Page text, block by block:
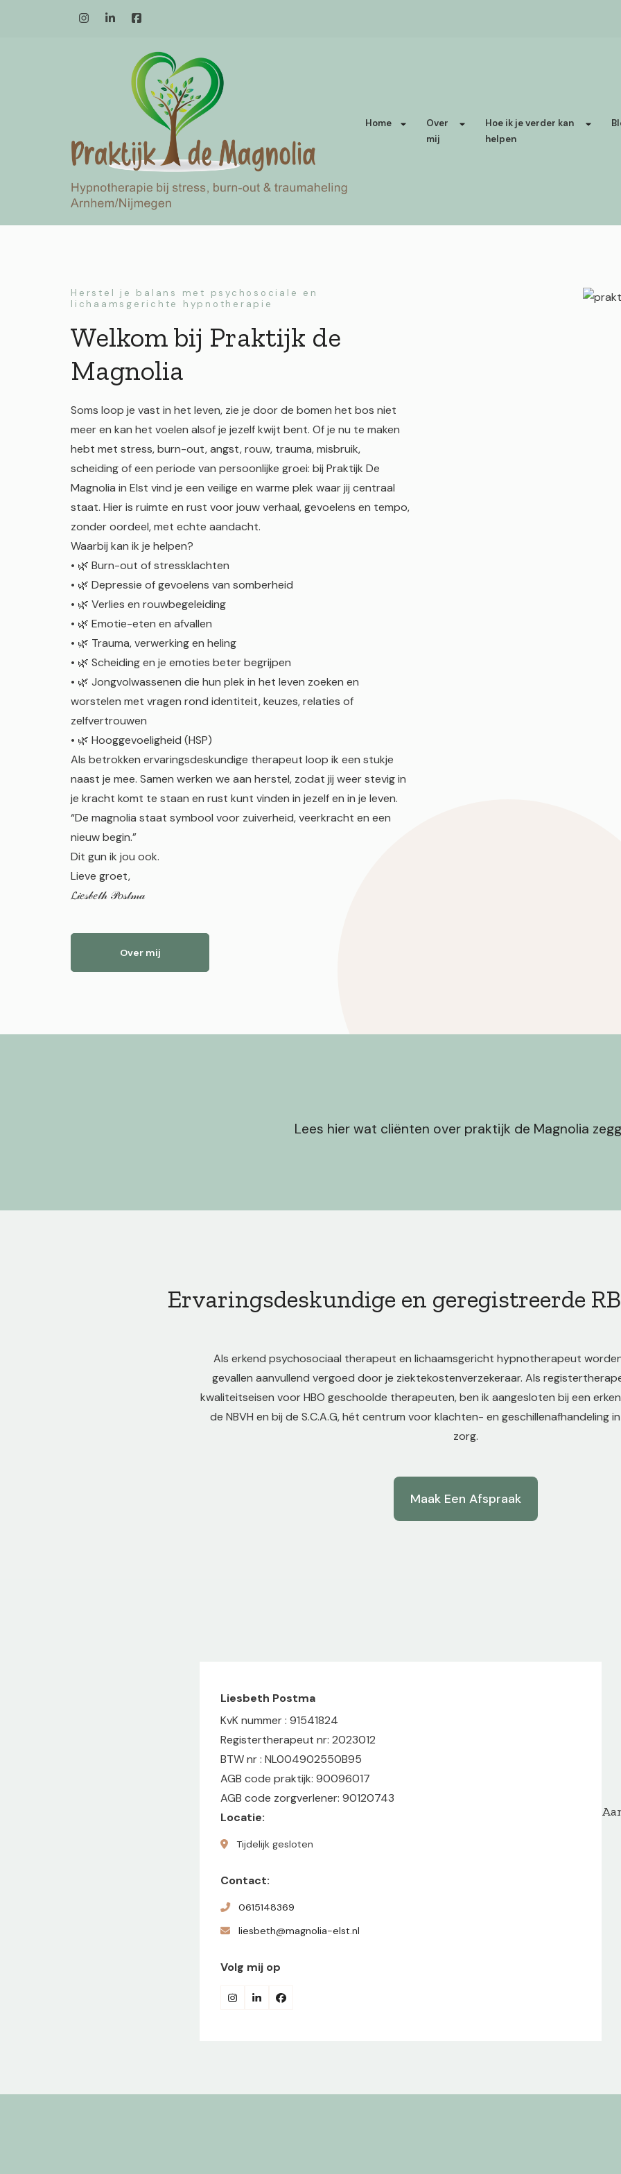
Home
Over
mij
Hoe ik je verder kan
helpen
Herstel je balans met psychosociale en
lichaamsgerichte hypnotherapie
Welkom bij Praktijk de
Magnolia
Soms loop je vast in het leven, zie je door de bomen het bos niet
meer en kan het voelen alsof je jezelf kwijt bent. Of je nu te maken
hebt met stress, burn-out, angst, rouw, trauma, misbruik,
scheiding of een periode van persoonlijke groei: bij Praktijk De
Magnolia in Elst vind je een veilige en warme plek waar jij centraal
staat. Hier is ruimte en rust voor jouw verhaal, gevoelens en tempo,
zonder oordeel, met echte aandacht.
Waarbij kan ik je helpen?
• 🌿 Burn-out of stressklachten
• 🌿 Depressie of gevoelens van somberheid
• 🌿 Verlies en rouwbegeleiding
• 🌿 Emotie-eten en afvallen
• 🌿 Trauma, verwerking en heling
• 🌿 Scheiding en je emoties beter begrijpen
• 🌿 Jongvolwassenen die hun plek in het leven zoeken en
worstelen met vragen rond identiteit, keuzes, relaties of
zelfvertrouwen
• 🌿 Hooggevoeligheid (HSP)
Als betrokken ervaringsdeskundige therapeut loop ik een stukje
naast je mee. Samen werken we aan herstel, zodat jij weer stevig in
je kracht komt te staan en rust kunt vinden in jezelf en in je leven.
“De magnolia staat symbool voor zuiverheid, veerkracht en een
nieuw begin.”
Dit gun ik jou ook.
Lieve groet,
𝓛𝒾𝑒𝓈𝒷𝑒𝓉𝒽 𝒫𝑜𝓈𝓉𝓂𝒶
Over mij
Lees hier wat cliënten over praktijk de Magnolia
Ervaringsdeskundige en geregistreerde
Als erkend psychosociaal therapeut en lichaamsgericht hypnotherapeut
gevallen aanvullend vergoed door je ziektekostenverzekeraar. Als
kwaliteitseisen voor HBO geschoolde therapeuten, ben ik aangesloten bij een
de NBVH en bij de S.C.A.G, hét centrum voor klachten- en geschillenafhandeling
zorg.
Maak Een Afspraak
Liesbeth Postma
KvK nummer : 91541824
Registertherapeut nr: 2023012
BTW nr : NL004902550B95
AGB code praktijk: 90096017
AGB code zorgverlener: 90120743
Contact:
0615148369
liesbeth@magnolia-elst.nl
Locatie:
Tijdelijk gesloten
Volg mij op